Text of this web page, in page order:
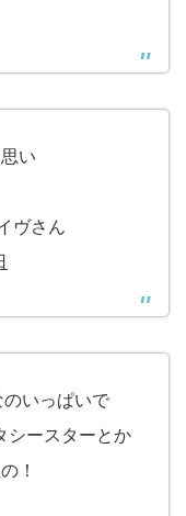
い
ヴさん
いっぱいで
シースターとか
！